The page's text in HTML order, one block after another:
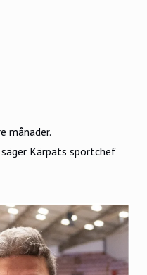
månader.
säger Kärpäts sportchef